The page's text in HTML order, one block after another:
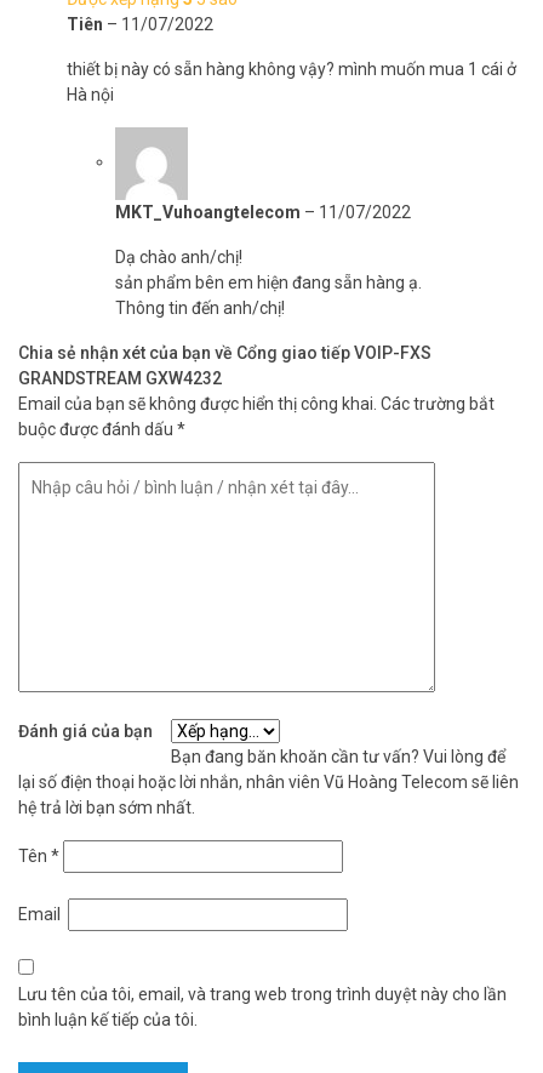
Tiên – 11/07/2022
thiết bị này có sẵn hàng không vậy? mình muốn mua 1 cái ở
Hà nội
MKT_Vuhoangtelecom – 11/07/2022
Dạ chào anh/chị!
sản phẩm bên em hiện đang sẵn hàng ạ.
Thông tin đến anh/chị!
Chia sẻ nhận xét của bạn về Cổng giao tiếp VOIP-FXS
GRANDSTREAM GXW4232
Email của bạn sẽ không được hiển thị công khai. Các trường bắt
buộc được đánh dấu *
Đánh giá của bạn
Bạn đang băn khoăn cần tư vấn? Vui lòng để
lại số điện thoại hoặc lời nhắn, nhân viên Vũ Hoàng Telecom sẽ liên
hệ trả lời bạn sớm nhất.
Tên *
Email
Lưu tên của tôi, email, và trang web trong trình duyệt này cho lần
bình luận kế tiếp của tôi.